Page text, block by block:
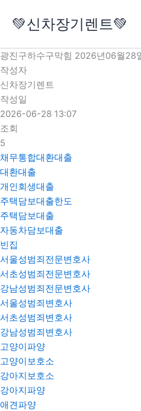
로
건
너
뛰
기
💚신차장기렌트💚
광진구하수구막힘 2026년06월28
작성자
신차장기렌트
작성일
2026-06-28 13:07
조회
5
채무통합대환대출
대환대출
개인회생대출
주택담보대출한도
주택담보대출
자동차담보대출
빈집
서울성범죄전문변호사
서초성범죄전문변호사
강남성범죄전문변호사
서울성범죄변호사
서초성범죄변호사
강남성범죄변호사
고양이파양
고양이보호소
강아지보호소
강아지파양
애견파양